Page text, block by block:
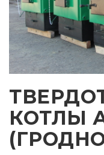
КОТЛЫ